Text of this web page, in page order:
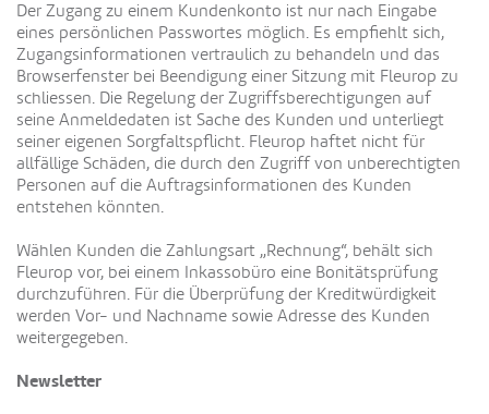
Der Zugang zu einem Kundenkonto ist nur nach Eingabe
eines persönlichen Passwortes möglich. Es empfiehlt sich,
Zugangsinformationen vertraulich zu behandeln und das
Browserfenster bei Beendigung einer Sitzung mit Fleurop zu
schliessen. Die Regelung der Zugriffsberechtigungen auf
seine Anmeldedaten ist Sache des Kunden und unterliegt
seiner eigenen Sorgfaltspflicht. Fleurop haftet nicht für
allfällige Schäden, die durch den Zugriff von unberechtigten
Personen auf die Auftragsinformationen des Kunden
entstehen könnten.
Wählen Kunden die Zahlungsart „Rechnung“, behält sich
Fleurop vor, bei einem Inkassobüro eine Bonitätsprüfung
durchzuführen. Für die Überprüfung der Kreditwürdigkeit
werden Vor- und Nachname sowie Adresse des Kunden
weitergegeben.
Newsletter